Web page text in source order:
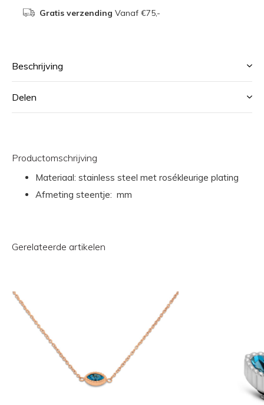
Gratis verzending Vanaf €75,-
Beschrijving
Delen
Productomschrijving
Materiaal: stainless steel met rosékleurige plating
Afmeting steentje: mm
Gerelateerde artikelen